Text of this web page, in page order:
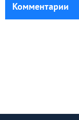
Комментарии